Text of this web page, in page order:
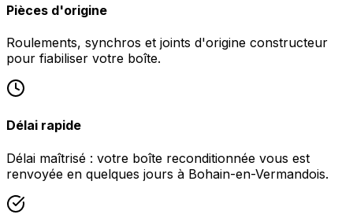
Pièces d'origine
Roulements, synchros et joints d'origine constructeur
pour fiabiliser votre boîte.
Délai rapide
Délai maîtrisé : votre boîte reconditionnée vous est
renvoyée en quelques jours à Bohain-en-Vermandois.